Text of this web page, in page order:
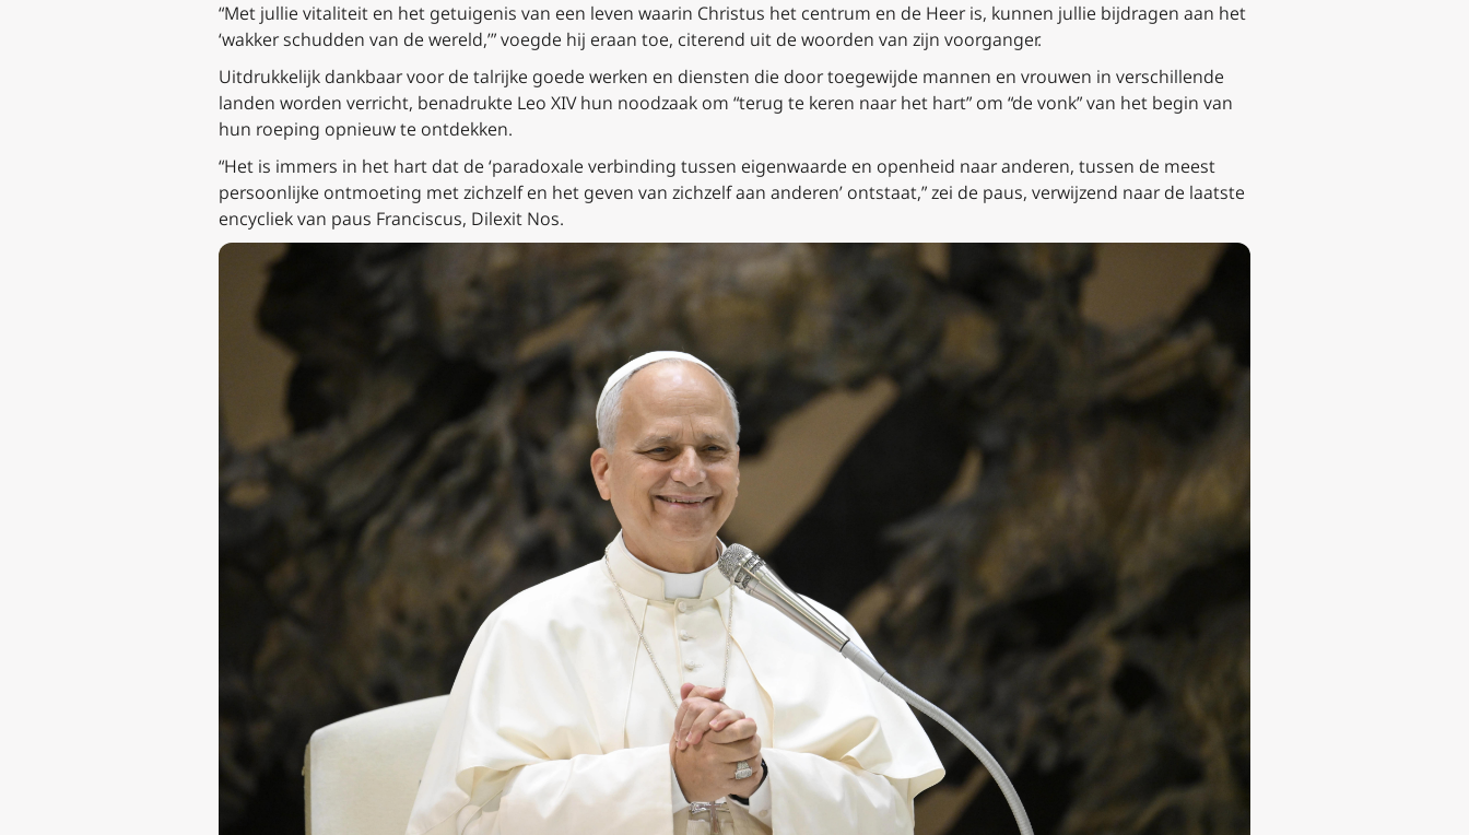
“Met jullie vitaliteit en het getuigenis van een leven waarin Christus het centrum en de Heer is, kunnen jullie bijdragen aan het
‘wakker schudden van de wereld,’” voegde hij eraan toe, citerend uit de woorden van zijn voorganger.
Uitdrukkelijk dankbaar voor de talrijke goede werken en diensten die door toegewijde mannen en vrouwen in verschillende
landen worden verricht, benadrukte Leo XIV hun noodzaak om “terug te keren naar het hart” om “de vonk” van het begin van
hun roeping opnieuw te ontdekken.
“Het is immers in het hart dat de ‘paradoxale verbinding tussen eigenwaarde en openheid naar anderen, tussen de meest
persoonlijke ontmoeting met zichzelf en het geven van zichzelf aan anderen’ ontstaat,” zei de paus, verwijzend naar de laatste
encycliek van paus Franciscus, Dilexit Nos.